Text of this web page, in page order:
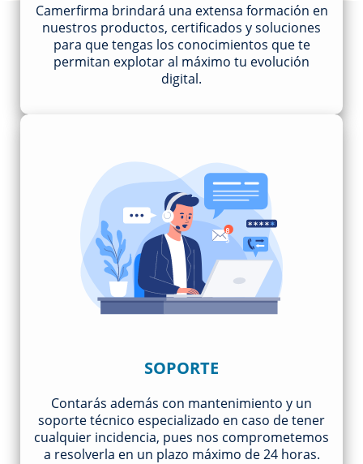
Camerfirma brindará una extensa formación en
nuestros productos, certificados y soluciones
para que tengas los conocimientos que te
permitan explotar al máximo tu evolución
digital.
SOPORTE
Contarás además con mantenimiento y un
soporte técnico especializado en caso de tener
cualquier incidencia, pues nos comprometemos
a resolverla en un plazo máximo de 24 horas.